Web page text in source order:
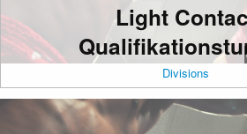
Light
Divisions